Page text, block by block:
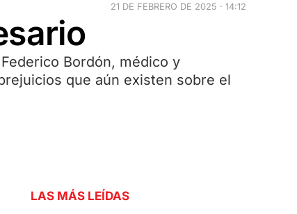
21 DE FEBRERO DE 2025 · 14:12
Bordón, médico y
que aún existen sobre el
LAS MÁS LEÍDAS